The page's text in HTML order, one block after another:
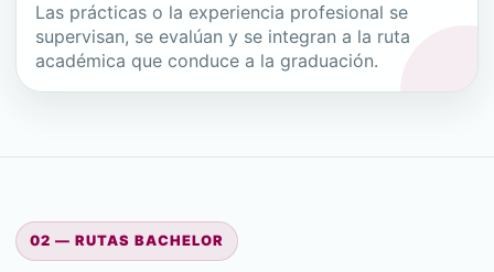
Las prácticas o la experiencia profesional se
supervisan, se evalúan y se integran a la ruta
académica que conduce a la graduación.
02 — RUTAS BACHELOR